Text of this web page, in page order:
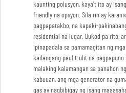
kaunting polusyon, kaya't ito ay
friendly na opsyon. Sila rin ay
pagpapatakbo, na kapaki-
residential na lugar. Bukod pa rito,
ipinapadala sa pamamagitan ng
kailangang paulit-ulit na
malaking kalamangan sa panahon
kabuuan, ang mga generator na
gas ay nagbibigay ng isang